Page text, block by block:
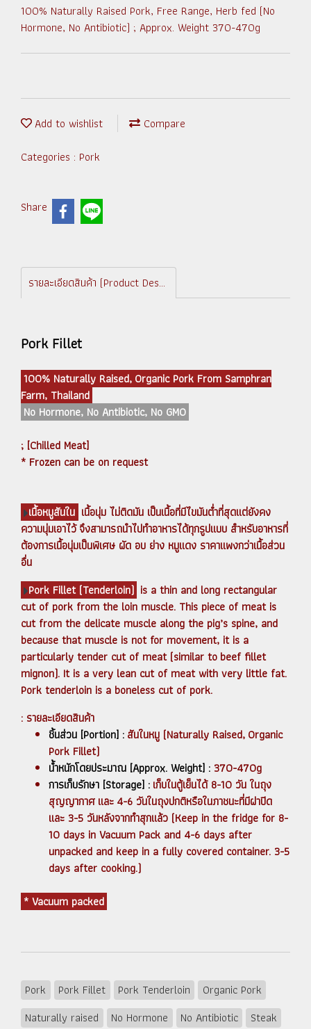
100% Naturally Raised Pork, Free Range, Herb fed (No
Hormone, No Antibiotic) ; Approx. Weight 370-470g
Add to wishlist
Compare
Categories : Pork
Share
รายละเอียดสินค้า (Product Description)
Pork Fillet
100% Naturally Raised, Organic Pork From Samphran
Farm, Thailand
No Hormone, No Antibiotic, No GMO
; [Chilled Meat]
* Frozen can be on request
เนื้อหมูสันใน เนื้อนุ่ม ไม่ติดมัน เป็นเนื้อที่มีไขมันต่ำที่สุดแต่ยังคง
ความนุ่มเอาไว้ จึงสามารถนำไปทำอาหารได้ทุกรูปแบบ สำหรับอาหารที่
ต้องการเนื้อนุ่มเป็นพิเศษ ผัด อบ ย่าง หมูแดง ราคาแพงกว่าเนื้อส่วน
อื่น
Pork Fillet (Tenderloin) is a thin and long rectangular
cut of pork from the loin muscle. This piece of meat is
cut from the delicate muscle along the pig’s spine, and
because that muscle is not for movement, it is a
particularly tender cut of meat (similar to beef fillet
mignon). It is a very lean cut of meat with very little fat.
Pork tenderloin is a boneless cut of pork.
: รายละเอียดสินค้า
ชิ้นส่วน [Portion] : สันในหมู (Naturally Raised, Organic
Pork Fillet)
น้ำหนักโดยประมาณ [Approx. Weight] : 370-470g
การเก็บรักษา [Storage] : เก็บในตู้เย็นได้ 8-10 วัน ในถุง
สุญญากาศ และ 4-6 วันในถุงปกติหรือในภาชนะที่มีฝาปิด
และ 3-5 วันหลังจากทำสุกแล้ว (Keep in the fridge for 8-
10 days in Vacuum Pack and 4-6 days after
unpacked and keep in a fully covered container. 3-5
days after cooking.)
* Vacuum packed
Pork Pork Fillet Pork Tenderloin
Organic Pork
Naturally raised
No Hormone No Antibiotic
Steak